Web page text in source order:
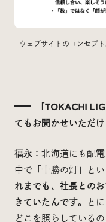
ウェブサイトのコンセプ
「TOKACHI
てもお聞かせいただけ
福永：北海道にも配
中で「十勝の灯」と
れまでも、社長との
きていたんです。
と
どこを照らしている